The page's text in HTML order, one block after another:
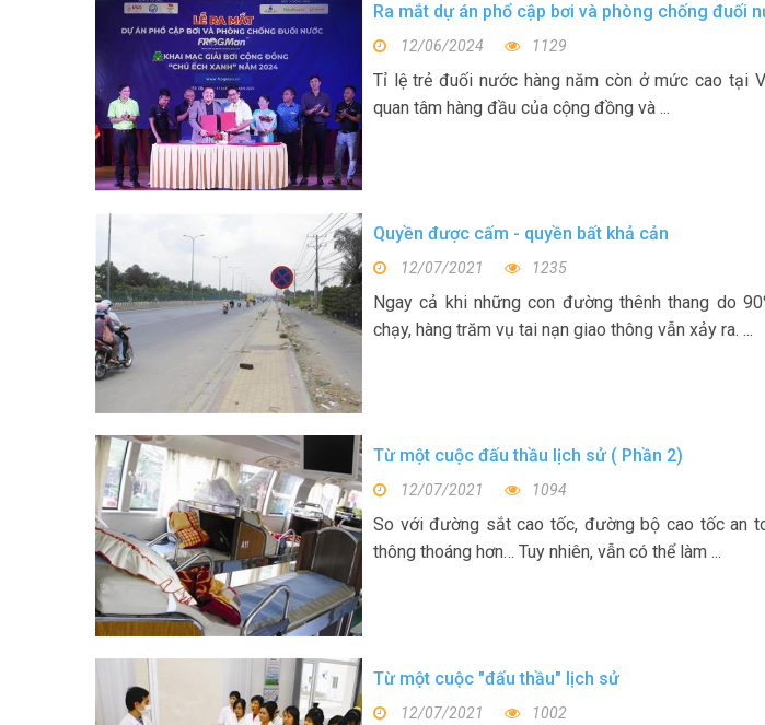
Ra mắt dự án phổ cập bơi và phòng chống đuối
12/06/2024 1129
Tỉ lệ trẻ đuối nước hàng năm còn ở mức cao tại
quan tâm hàng đầu của cộng đồng và ...
Quyền được cấm - quyền bất khả cản
12/07/2021 1235
Ngay cả khi những con đường thênh thang do
chạy, hàng trăm vụ tai nạn giao thông vẫn xảy ra. ...
Từ một cuộc đấu thầu lịch sử ( Phần 2)
12/07/2021 1094
So với đường sắt cao tốc, đường bộ cao tốc an
thông thoáng hơn… Tuy nhiên, vẫn có thể làm ...
Từ một cuộc "đấu thầu" lịch sử
12/07/2021 1002